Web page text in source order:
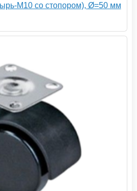
М10 со стопором), Ø=50 мм